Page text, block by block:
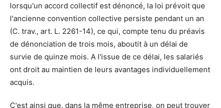
lorsqu'un accord collectif est dénoncé, la loi prévoit que
l'ancienne convention collective persiste pendant un an
(C. trav., art. L. 2261-14), ce qui, compte tenu du préavis
de dénonciation de trois mois, aboutit à un délai de
survie de quinze mois. A l'issue de ce délai, les salariés
ont droit au maintien de leurs avantages individuellement
acquis.
C'est ainsi que, dans la même entreprise, on peut trouver